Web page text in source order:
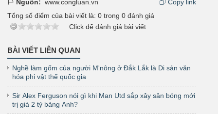
Nguồn: www.congluan.vn
Copy link
Tổng số điểm của bài viết là: 0 trong 0 đánh giá
Click để đánh giá bài viết
BÀI VIẾT LIÊN QUAN
Nghề làm gốm của người M'nông ở Đắk Lắk là Di sản văn
hóa phi vật thể quốc gia
Sir Alex Ferguson nói gì khi Man Utd sắp xây sân bóng mới
trị giá 2 tỷ bảng Anh?